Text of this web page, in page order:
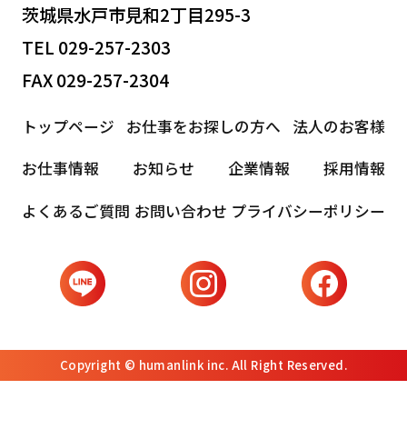
茨城県水戸市見和2丁目295-3
TEL 029-257-2303
FAX 029-257-2304
トップページ お仕事をお探しの方へ
法人のお客様
お仕事情報
お知らせ 企業情報
採用情報
よくあるご質問 お問い合わせ プライバシーポリシー
Copyright © humanlink inc. All Right Reserved.